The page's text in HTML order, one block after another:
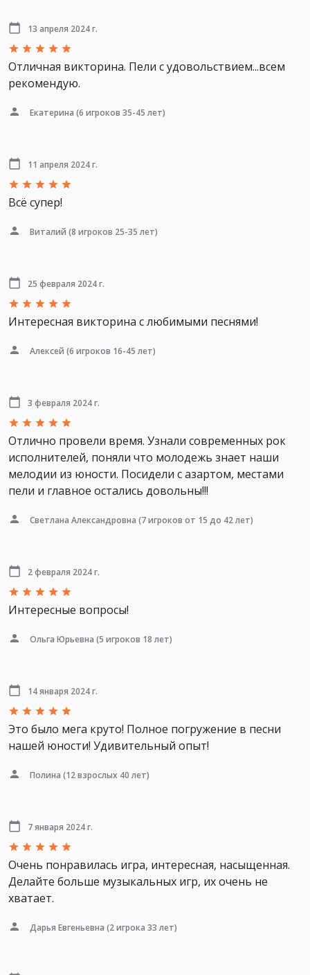
13 апреля 2024 г.
Отличная викторина. Пели с удовольствием...всем
рекомендую.
Екатерина (6 игроков 35-45 лет)
11 апреля 2024 г.
Всё супер!
Виталий (8 игроков 25-35 лет)
25 февраля 2024 г.
Интересная викторина с любимыми песнями!
Алексей (6 игроков 16-45 лет)
3 февраля 2024 г.
Отлично провели время. Узнали современных рок
исполнителей, поняли что молодежь знает наши
мелодии из юности. Посидели с азартом, местами
пели и главное остались довольны!!!
Светлана Александровна (7 игроков от 15 до 42 лет)
2 февраля 2024 г.
Интересные вопросы!
Ольга Юрьевна (5 игроков 18 лет)
14 января 2024 г.
Это было мега круто! Полное погружение в песни
нашей юности! Удивительный опыт!
Полина (12 взрослых 40 лет)
7 января 2024 г.
Очень понравилась игра, интересная, насыщенная.
Делайте больше музыкальных игр, их очень не
хватает.
Дарья Евгеньевна (2 игрока 33 лет)